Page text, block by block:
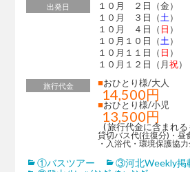
出発日
１０月 ２日（金）
１０月 ３日（土）
１０月 ４日（ 日 ）
１０月１０日（土）
１０月１１日（ 日 ）
１０月１２日（月祝）
旅行代金 ■おひとり様/大人
14,500円
■おひとり様/小児
13,500円
( 旅行代金に含まれる
貸切バス代(往復分)・昼
・入浴代・環境保護協
①バスツアー
③河北Weekly掲